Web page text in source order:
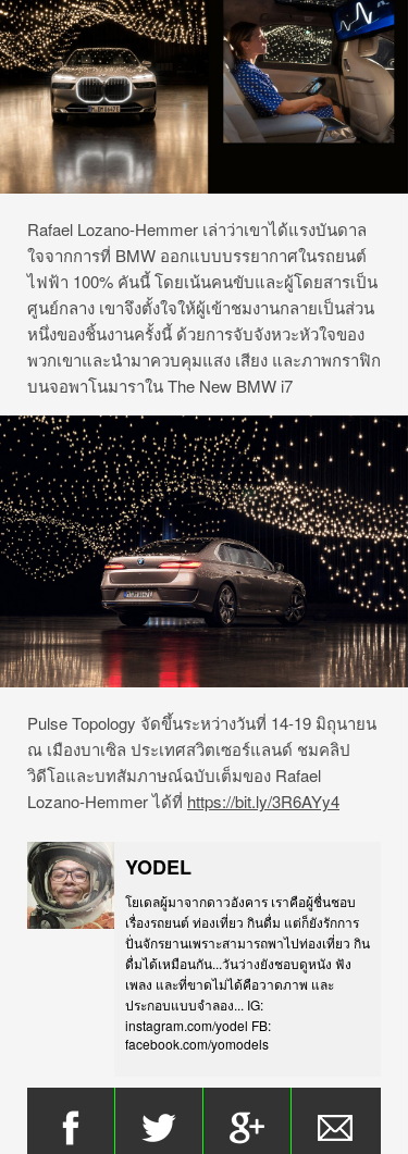
Rafael Lozano-Hemmer เล่าว่าเขาได้แรงบันดาล
ใจจากการที่ BMW ออกแบบบรรยากาศในรถยนต์
ไฟฟ้า 100% คันนี้ โดยเน้นคนขับและผู้โดยสารเป็น
ศูนย์กลาง เขาจึงตั้งใจให้ผู้เข้าชมงานกลายเป็นส่วน
หนึ่งของชิ้นงานครั้งนี้ ด้วยการจับจังหวะหัวใจของ
พวกเขาและนำมาควบคุมแสง เสียง และภาพกราฟิก
บนจอพาโนมาราใน The New BMW i7
Pulse Topology จัดขึ้นระหว่างวันที่ 14-19 มิถุนายน
ณ เมืองบาเซิล ประเทศสวิตเซอร์แลนด์ ชมคลิป
วิดีโอและบทสัมภาษณ์ฉบับเต็มของ Rafael
Lozano-Hemmer ได้ที่ https://bit.ly/3R6AYy4
YODEL
โยเดลผู้มาจากดาวอังคาร เราคือผู้ชื่นชอบ
เรื่องรถยนต์ ท่องเที่ยว กินดื่ม แต่ก็ยังรักการ
ปั่นจักรยานเพราะสามารถพาไปท่องเที่ยว กิน
ดื่มได้เหมือนกัน...วันว่างยังชอบดูหนัง ฟัง
เพลง และที่ขาดไม่ได้คือวาดภาพ และ
ประกอบแบบจำลอง... IG:
instagram.com/yodel FB:
facebook.com/yomodels